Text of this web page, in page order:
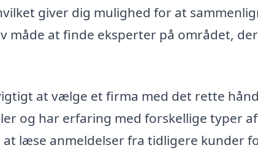
giver dig mulighed for at
måde at finde eksperter på området,
at vælge et firma med det rette
og har erfaring med forskellige typer
læse anmeldelser fra tidligere kunder